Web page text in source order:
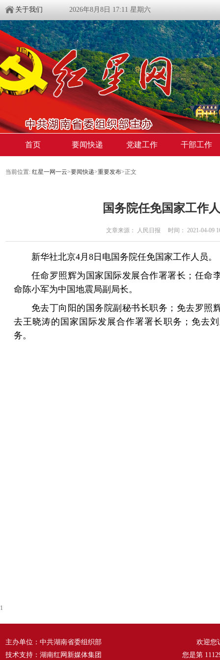
关于我们 2026年8月8日 17:11 星期六
首页 要闻快递 党建工作 干部工作
当前位置: 红星一网一云>要闻快递>重要发布>正文
国务院任免国家工作
文章来源： 人民日报 时间： 2021-04-09
新华社北京4月8日电国务院任免国家工作人员。
任命罗照辉为国家国际发展合作署署长；任命
命陈小军为中国地震局副局长。
免去丁向阳的国务院副秘书长职务；免去罗照
去王晓涛的国家国际发展合作署署长职务；免去
务。
1
主办单位：中共湖南省委组织部
技术支持：湖南红网新媒体集团
欢迎您
您是第